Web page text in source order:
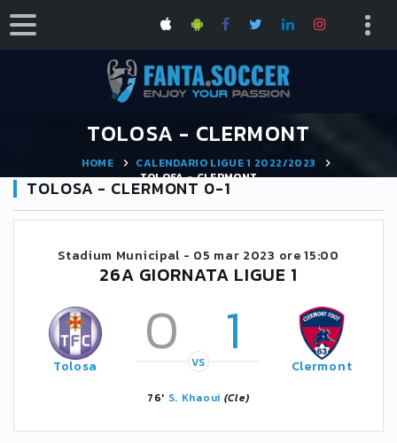
TOLOSA - CLERMONT
HOME
CALENDARIO LIGUE 1 2022/2023
TOLOSA - CLERMONT
TOLOSA - CLERMONT 0-1
Stadium Municipal - 05 mar 2023 ore 15:00
26A GIORNATA LIGUE 1
Tolosa 0 1
VS Clermont
76' S. Khaoui (Cle)